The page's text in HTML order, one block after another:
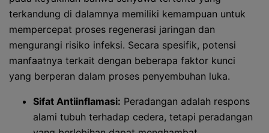
terkandung di dalamnya memiliki kemampuan untuk
mempercepat proses regenerasi jaringan dan
mengurangi risiko infeksi. Secara spesifik, potensi
manfaatnya terkait dengan beberapa faktor kunci
yang berperan dalam proses penyembuhan luka.
Sifat Antiinflamasi: Peradangan adalah respons
alami tubuh terhadap cedera, tetapi peradangan